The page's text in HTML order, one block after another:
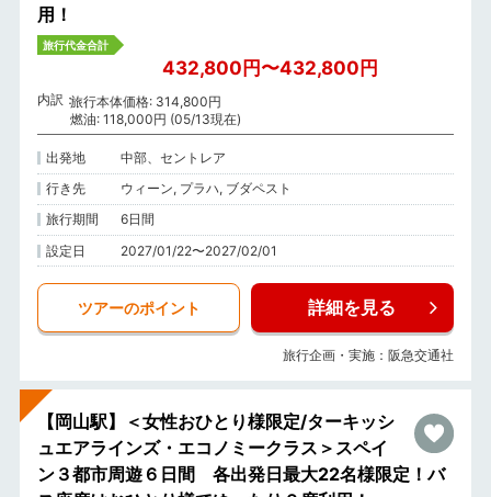
用！
旅行代金合計
432,800円〜432,800円
内訳 旅行本体価格: 314,800円
燃油: 118,000円 (05/13現在)
出発地
中部、セントレア
行き先
ウィーン, プラハ, ブダペスト
旅行期間
6日間
設定日
2027/01/22〜2027/02/01
ツアーのポイント 詳細を見る
旅行企画・実施：阪急交通社
【岡山駅】＜女性おひとり様限定/ターキッシ
ュエアラインズ・エコノミークラス＞スペイ
ン３都市周遊６日間 各出発日最大22名様限定！バ